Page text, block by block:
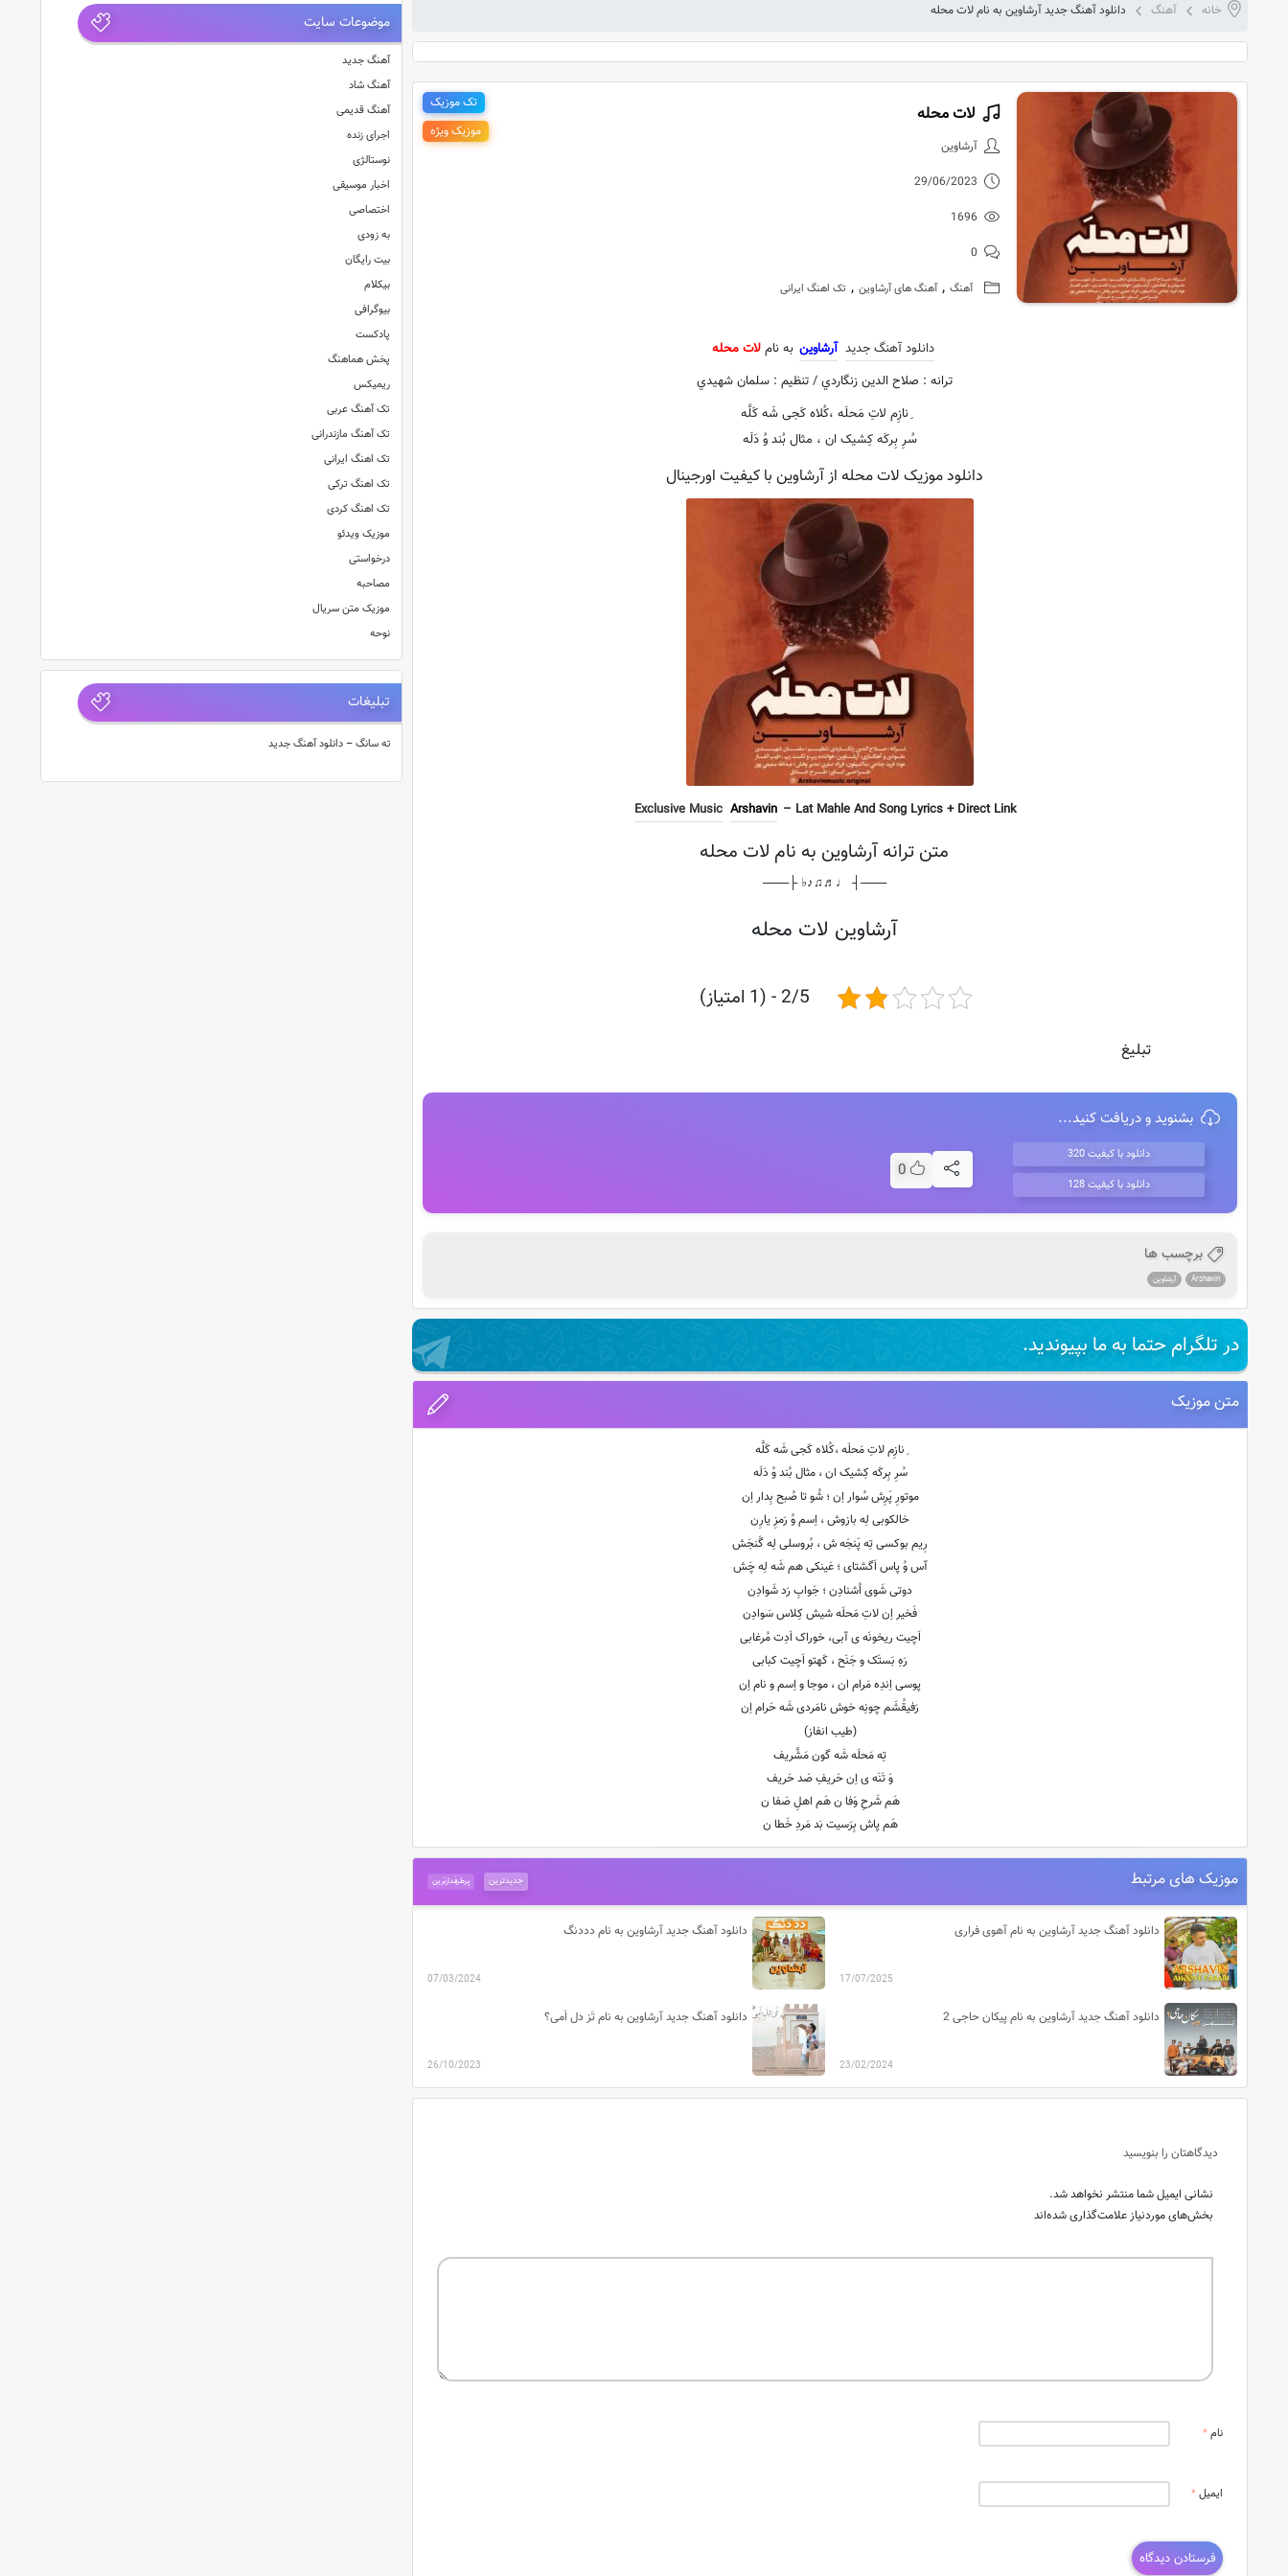
خانه آهنگ دانلود آهنگ جدید آرشاوین به نام لات محله
دانلود آهنگ جدید آرشاوین به نام لات محله
لات محله
آرشاوین
29/06/2023
1696
0
آهنگ , آهنگ های آرشاوین , تک اهنگ ایرانی
تک موزیک
موزیک ویژه
دانلود آهنگ جدید آرشاوین به نام لات محله
ترانه : صلاح الدین زنگاردي / تنظیم : سلمان شهیدي
ِنازِم لاتِ مَحلَه ،کُلاه کَجی شَه کَلَّه
سُرِ بِرکَه کِشیک ان ، مثال بُند وُ دَلَه
دانلود موزیک لات محله از آرشاوین با کیفیت اورجینال
Exclusive Music Arshavin – Lat Mahle And Song Lyrics + Direct Link
متن ترانه آرشاوین به نام لات محله
───┤ ♩♬♫♪♭ ├───
آرشاوین لات محله
2/5 - (1 امتیاز)
تبلیغ
بشنوید و دریافت کنید...
دانلود با کیفیت 320
دانلود با کیفیت 128
0
برچسب ها
Arshavin آرشاوین
در تلگرام حتما به ما بپیوندید.
متن موزیک
ِنازِم لاتِ مَحلَه ،کُلاه کَجی شَه کَلَّه
سُرِ بِرکَه کِشیک ان ، مثال بُند وُ دَلَه
موتورِ پَرِش سُوار اِن ؛ شُو تا صُبح بِدار اِن
خالکوبی لِه بازوش ، اِسم وُ رَمزِ یارِن
رِیم بوکسی تِه پَنجَه ش ، بُروسلی لِه گَنجَش
آس وُ پاس اَگشتای ؛ عَینکی هم شَه لِه چَش
دوتی شَوی اُشنادِن ؛ جَوابِ رَد شَوادِن
فَخیر اِن لاتِ مَحلَه شیش کِلاس سَوادِن
اَچیت ریخونَه ی آبی، خوراک اَدِت مُرغابی
رَهِ بَستَک و جَنَح ، کَهتو اَچیت کبابی
پوسی اِندِه مَرام ان ، موجا و اِسم و نام اِن
رَفیقُشَم چونِه خوش نامَردی شَه حَرام اِن
(طیب انفاز)
تِه مَحلَه شَه گون مَشَّریف
وَ تَنَه ی اِن حَریفِ صَد حَریف
هَم شَرحِ وَفا ن هَم اهلِ صَفا ن
هَم پاش بِرَسیت بَد مَردِ خَطا ن
موزیک های مرتبط پرطرفدارترین جدیدترین
دانلود آهنگ جدید آرشاوین به نام آهوی فراری
17/07/2025
دانلود آهنگ جدید آرشاوین به نام دددنگ
07/03/2024
دانلود آهنگ جدید آرشاوین به نام پیکان حاجی 2
23/02/2024
دانلود آهنگ جدید آرشاوین به نام تَز دل اَمی؟
26/10/2023
دیدگاهتان را بنویسید
نشانی ایمیل شما منتشر نخواهد شد.
بخش‌های موردنیاز علامت‌گذاری شده‌اند
نام*
ایمیل*
موضوعات سایت
آهنگ جدید
آهنگ شاد
آهنگ قدیمی
اجرای زنده
نوستالژی
اخبار موسیقی
اختصاصی
به زودی
بیت رایگان
بیکلام
بیوگرافی
پادکست
پخش هماهنگ
ریمیکس
تک آهنگ عربی
تک آهنگ مازندرانی
تک اهنگ ایرانی
تک اهنگ ترکی
تک اهنگ کردی
موزیک ویدئو
درخواستی
مصاحبه
موزیک متن سریال
نوحه
تبلیغات
ته سانگ – دانلود آهنگ جدید